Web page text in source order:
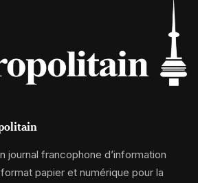
journal francophone d’information
papier et numérique pour la